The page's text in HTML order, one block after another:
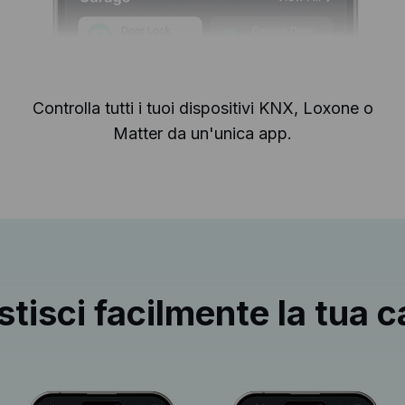
Controlla tutti i tuoi dispositivi KNX, Loxone o
Matter da un'unica app.
facilmente la tua